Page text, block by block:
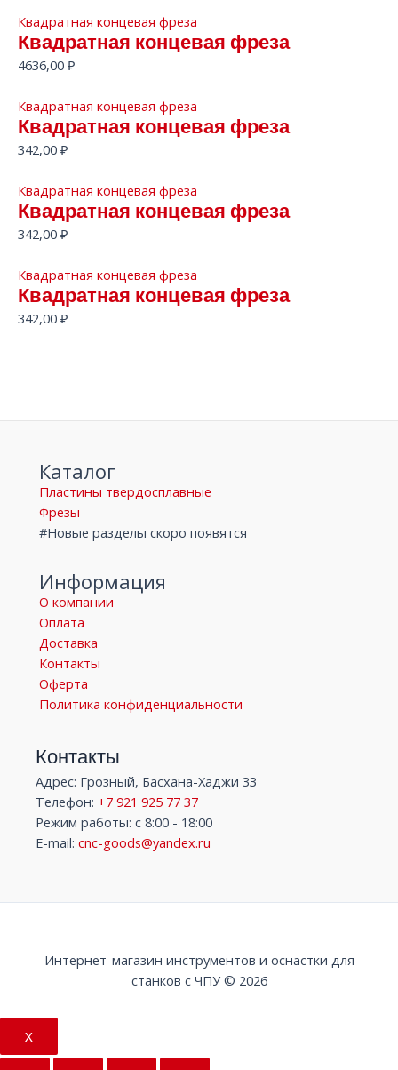
Квадратная концевая фреза
Квадратная концевая фреза
4636,00 ₽
Квадратная концевая фреза
Квадратная концевая фреза
342,00 ₽
Квадратная концевая фреза
Квадратная концевая фреза
342,00 ₽
Квадратная концевая фреза
Квадратная концевая фреза
342,00 ₽
Каталог
Пластины твердосплавные
Фрезы
#Новые разделы скоро появятся
Информация
О компании
Оплата
Доставка
Контакты
Оферта
Политика конфиденциальности
Контакты
Адрес: Грозный, Басхана-Хаджи 33
Телефон: +7 921 925 77 37
Режим работы: с 8:00 - 18:00
E-mail: cnc-goods@yandex.ru
Интернет-магазин инструментов и оснастки для
станков с ЧПУ © 2026
X